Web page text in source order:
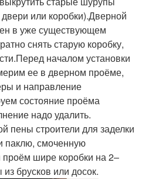
или коробки).Дверной
в уже существующем
снять старую коробку,
началом установки
ее в дверном проёме,
и направление
состояние проёма
надо удалить.
пены строители для заделки
паклю, смоченную
шире коробки на 2–
брусков или досок.